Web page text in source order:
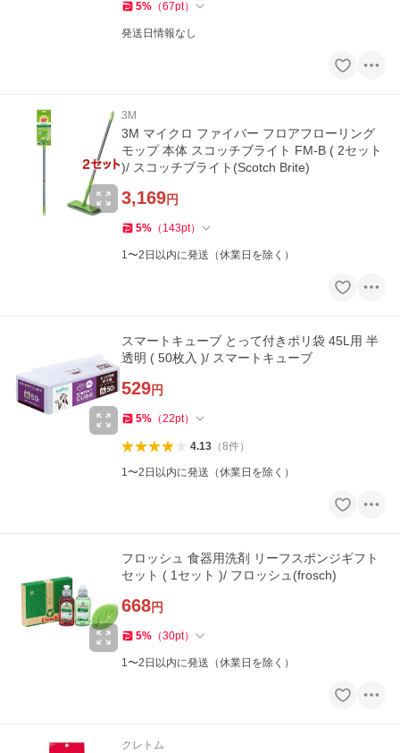
5% （67pt）
発送日情報なし
3M
3M マイクロ ファイバー フロアフローリング
モップ 本体 スコッチブライト FM-B ( 2セット
)/ スコッチブライト(Scotch Brite)
3,169円
5% （ 143pt）
1〜2日以内に発送（休業日を除く）
スマートキューブ とって付きポリ袋 45L用 半
透明 ( 50枚入 )/ スマートキューブ
529円
5% （22pt）
4.13（8件）
1〜2日以内に発送（休業日を除く）
フロッシュ 食器用洗剤 リーフスポンジギフト
セット ( 1セット )/ フロッシュ(frosch)
668円
5% （30pt）
1〜2日以内に発送（休業日を除く）
クレトム